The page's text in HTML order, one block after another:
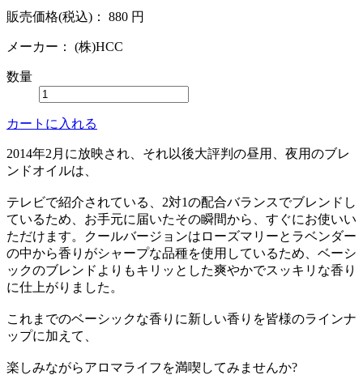
販売価格(税込)： 880 円
メーカー： (株)HCC
数量
カートに入れる
2014年2月に放映され、それ以後大評判の昼用、夜用のブレ
ンドオイルは、
テレビで紹介されている、2対1の配合バランスでブレンドし
ているため、お手元に届いたその瞬間から、すぐにお使いい
ただけます。クールバージョンはローズマリーとラベンダー
の中から香りがシャープな品種を使用しているため、ベーシ
ックのブレンドよりもキリッとした爽やかでスッキリな香り
に仕上がりました。
これまでのベーシックな香りに新しい香りを皆様のラインナ
ップに加えて、
楽しみながらアロマライフを満喫してみませんか?